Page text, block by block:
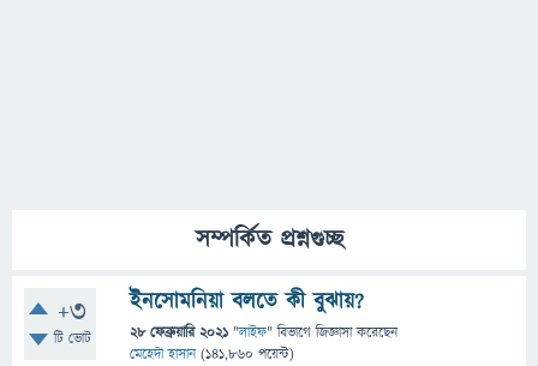
সম্পর্কিত প্রশ্নগুচ্ছ
+3
টি ভোট
ইনসোমনিয়া বলতে কী বুঝায়?
28 ফেব্রুয়ারি 2021 "লাইফ" বিভাগে জিজ্ঞাসাকরেছেন
মেহেদী হাসান (141,860 পয়েন্ট)